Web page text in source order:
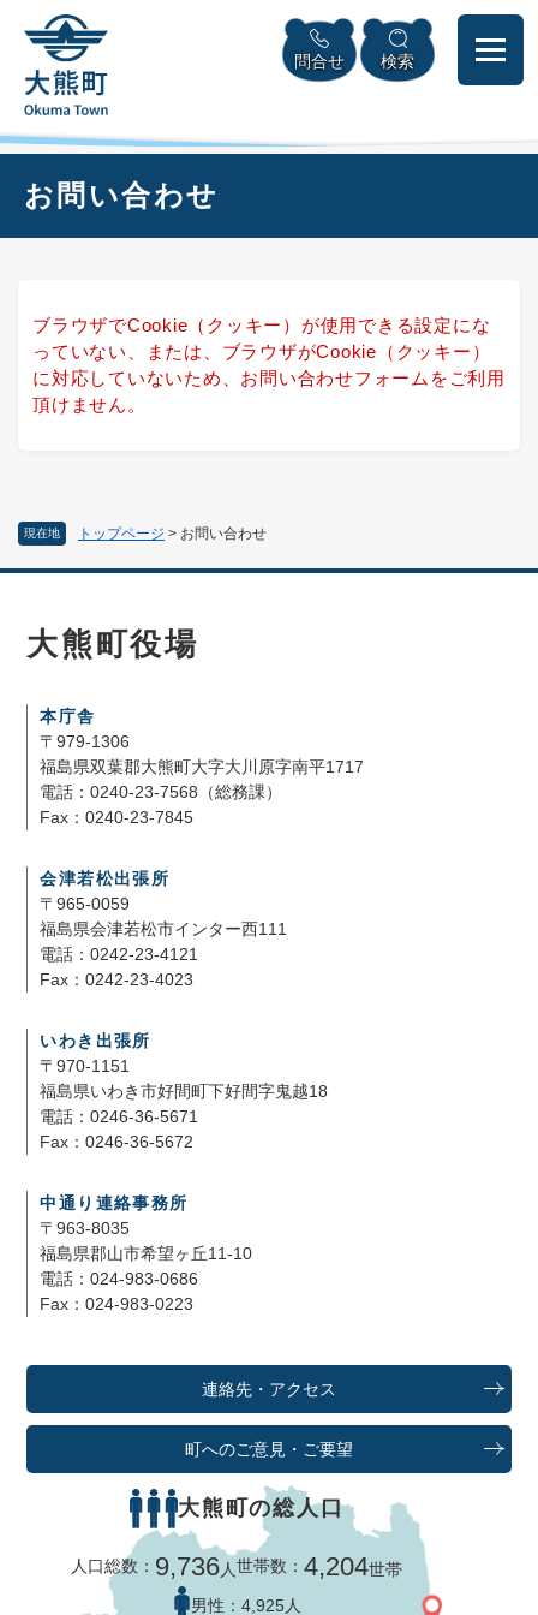
頭
メニューを飛ばして本文へ
問合せ 検索
現在地 トップページ > お問い合わせ
お問い合わせ
ブラウザでCookie（クッキー）が使用できる設定にな
っていない、または、ブラウザがCookie（クッキー）
に対応していないため、お問い合わせフォームをご利用
頂けません。
大熊町役場
本庁舎
〒979-1306
福島県双葉郡大熊町大字大川原字南平1717
電話：0240-23-7568（総務課）
Fax：0240-23-7845
会津若松出張所
〒965-0059
福島県会津若松市インター西111
電話：0242-23-4121
Fax：0242-23-4023
いわき出張所
〒970-1151
福島県いわき市好間町下好間字鬼越18
電話：0246-36-5671
Fax：0246-36-5672
中通り連絡事務所
〒963-8035
福島県郡山市希望ヶ丘11-10
電話：024-983-0686
Fax：024-983-0223
連絡先・アクセス
町へのご意見・ご要望
大熊町の総人口
人口総数： 9,736人世帯数：4,204世帯
男性： 4,925人